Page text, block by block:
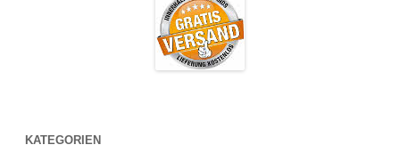
KATEGORIEN